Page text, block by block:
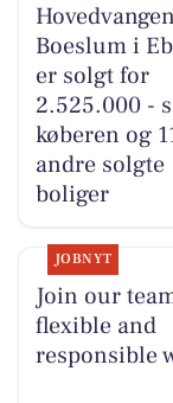
Boeslum i
er solgt for
2.525.000 -
køberen og
andre solgte
boliger
JOBNYT
Join our
flexible and
responsible